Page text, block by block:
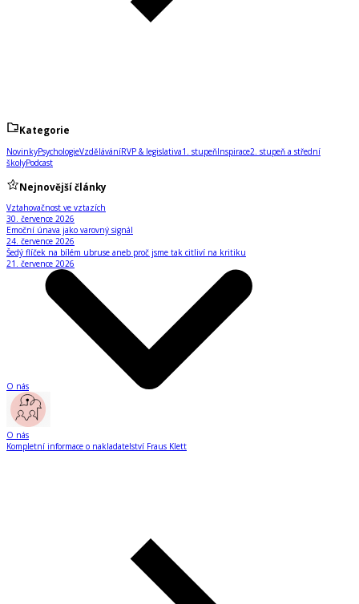
Kategorie
NovinkyPsychologieVzděláváníRVP & legislativa1. stupeňInspirace2. stupeň a střední
školyPodcast
Nejnovější články
Vztahovačnost ve vztazích
30. července 2026
Emoční únava jako varovný signál
24. července 2026
Šedý flíček na bílém ubruse aneb proč jsme tak citliví na kritiku
21. července 2026
O nás
O nás
Kompletní informace o nakladatelství Fraus Klett